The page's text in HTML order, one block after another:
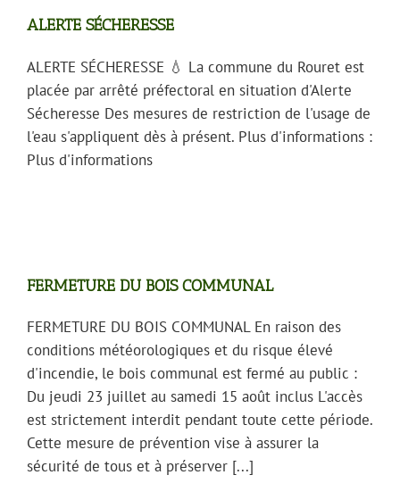
ALERTE SÉCHERESSE
ALERTE SÉCHERESSE 💧 La commune du Rouret est
placée par arrêté préfectoral en situation d'Alerte
Sécheresse Des mesures de restriction de l'usage de
l'eau s'appliquent dès à présent. Plus d'informations :
Plus d'informations
FERMETURE DU BOIS COMMUNAL
FERMETURE DU BOIS COMMUNAL En raison des
conditions météorologiques et du risque élevé
d'incendie, le bois communal est fermé au public :
Du jeudi 23 juillet au samedi 15 août inclus L'accès
est strictement interdit pendant toute cette période.
Cette mesure de prévention vise à assurer la
sécurité de tous et à préserver [...]